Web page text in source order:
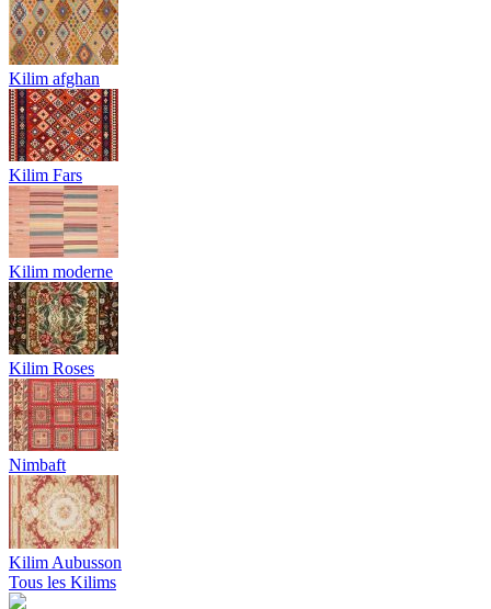
Kilim afghan
Kilim Fars
Kilim moderne
Kilim Roses
Nimbaft
Kilim Aubusson
Tous les Kilims